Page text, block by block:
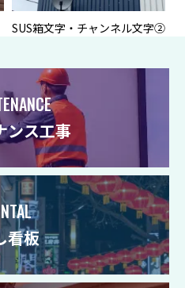
SUS箱文字・チャンネル文字②
ンス工事
看板